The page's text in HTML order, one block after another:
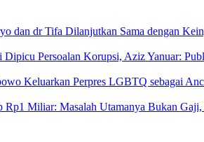
dan dr Tifa Dilanjutkan Sama dengan
Persoalan Korupsi, Aziz Yanuar:
Keluarkan Perpres LGBTQ sebagai
Rp1 Miliar: Masalah Utamanya Bukan